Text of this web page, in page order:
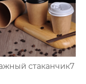
стаканчик7